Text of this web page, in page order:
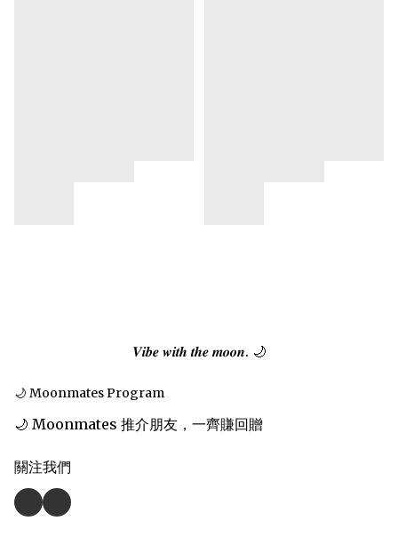
𝑽𝒊𝒃𝒆 𝒘𝒊𝒕𝒉 𝒕𝒉𝒆 𝒎𝒐𝒐𝒏. 🌙
🌙 Moonmates Program
🌙 Moonmates 推介朋友，一齊賺回贈
關注我們